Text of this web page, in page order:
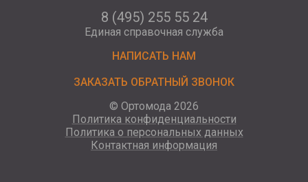
8 (495) 255 55 24
Единая справочная служба
НАПИСАТЬ НАМ
ЗАКАЗАТЬ ОБРАТНЫЙ ЗВОНОК
© Ортомода 2026
Политика конфиденциальности
Политика о персональных данных
Контактная информация